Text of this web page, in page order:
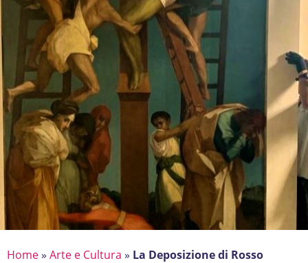
Home» Arte e Cultura » La Deposizione di Rosso